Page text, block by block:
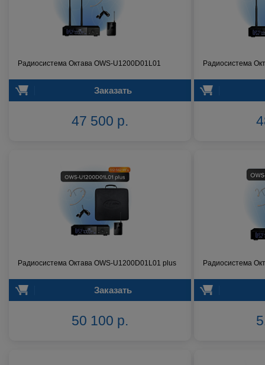
Радиосистема Октава OWS-U1200D01L01
Заказать
47 500 р.
Радиосистема
Радиосистема Октава OWS-U1200D01L01 plus
Заказать
50 100 р.
Радиосистема